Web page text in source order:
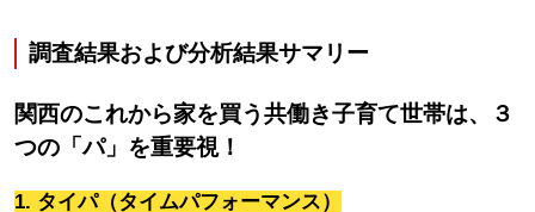
調査結果および分析結果サマリー
関西のこれから家を買う共働き子育て世帯は、３
つの「パ」を重要視！
1. タイパ（タイムパフォーマンス）